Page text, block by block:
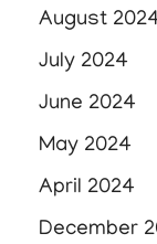
August
July 2024
June 2024
May 2024
April 2024
December